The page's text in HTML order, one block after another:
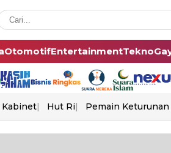
OtomotifEntertainmentTekno
Hut Ri Pemain